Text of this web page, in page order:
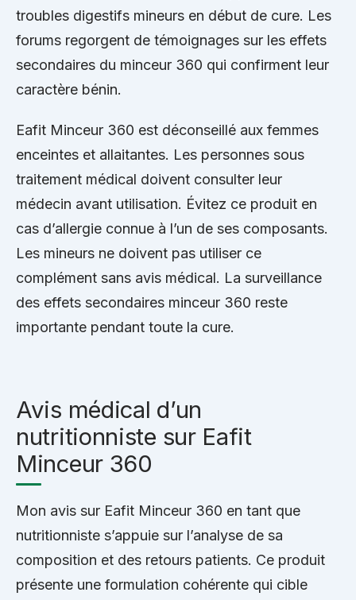
troubles digestifs mineurs en début de cure. Les
forums regorgent de témoignages sur les effets
secondaires du minceur 360 qui confirment leur
caractère bénin.
Eafit Minceur 360 est déconseillé aux femmes
enceintes et allaitantes. Les personnes sous
traitement médical doivent consulter leur
médecin avant utilisation. Évitez ce produit en
cas d’allergie connue à l’un de ses composants.
Les mineurs ne doivent pas utiliser ce
complément sans avis médical. La surveillance
des effets secondaires minceur 360 reste
importante pendant toute la cure.
Avis médical d’un
nutritionniste sur Eafit
Minceur 360
Mon avis sur Eafit Minceur 360 en tant que
nutritionniste s’appuie sur l’analyse de sa
composition et des retours patients. Ce produit
présente une formulation cohérente qui cible